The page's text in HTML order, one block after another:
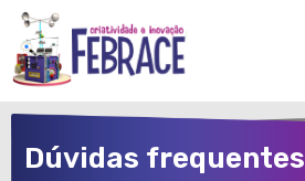
FEBRRACE
Dúvidas frequentes